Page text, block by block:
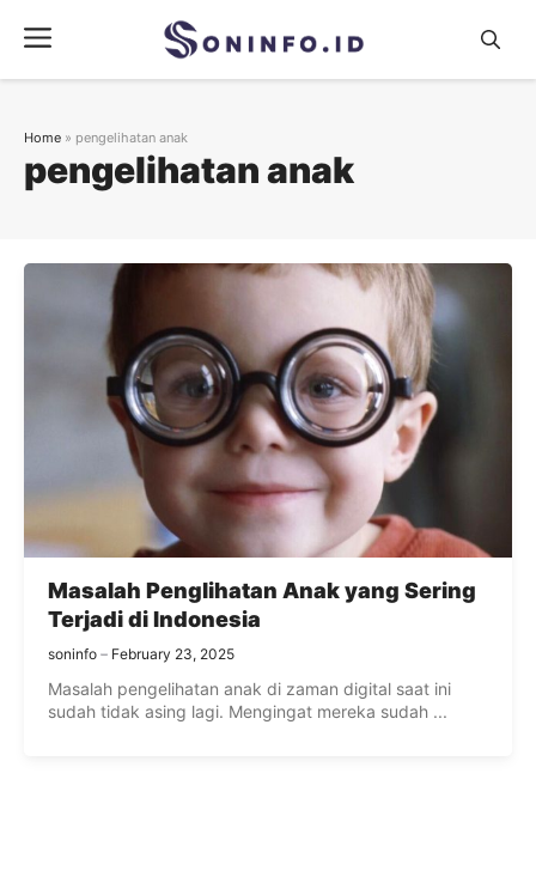
content
Menu
pengelihatan anak
Home » pengelihatan anak
Masalah Penglihatan Anak yang Sering
Terjadi di Indonesia
soninfo February 23, 2025
Masalah pengelihatan anak di zaman digital saat ini
sudah tidak asing lagi. Mengingat mereka sudah ...